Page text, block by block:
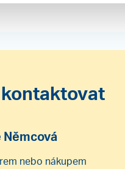
Němcová
nebo nákupem